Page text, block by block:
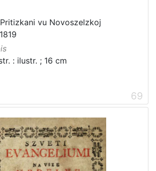
vu Novoszelzkoj
: ilustr. ; 16 cm
69